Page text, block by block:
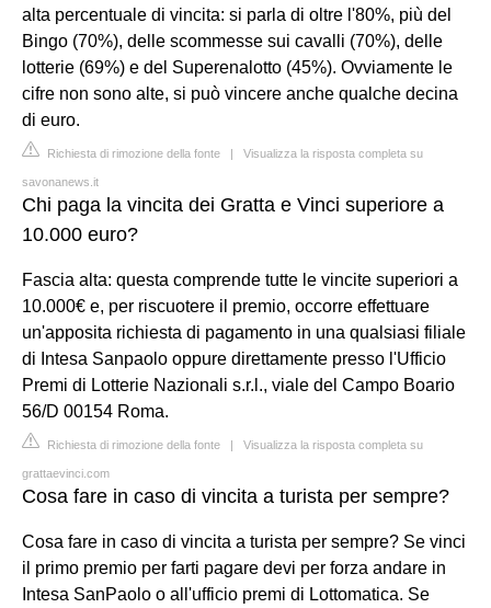
alta percentuale di vincita: si parla di oltre l'80%, più del
Bingo (70%), delle scommesse sui cavalli (70%), delle
lotterie (69%) e del Superenalotto (45%). Ovviamente le
cifre non sono alte, si può vincere anche qualche decina
di euro.
Richiesta di rimozione della fonte | Visualizza la risposta completa su
savonanews.it
Chi paga la vincita dei Gratta e Vinci superiore a
10.000 euro?
Fascia alta: questa comprende tutte le vincite superiori a
10.000€ e, per riscuotere il premio, occorre effettuare
un'apposita richiesta di pagamento in una qualsiasi filiale
di Intesa Sanpaolo oppure direttamente presso l'Ufficio
Premi di Lotterie Nazionali s.r.l., viale del Campo Boario
56/D 00154 Roma.
Richiesta di rimozione della fonte | Visualizza la risposta completa su
grattaevinci.com
Cosa fare in caso di vincita a turista per sempre?
Cosa fare in caso di vincita a turista per sempre? Se vinci
il primo premio per farti pagare devi per forza andare in
Intesa SanPaolo o all'ufficio premi di Lottomatica. Se